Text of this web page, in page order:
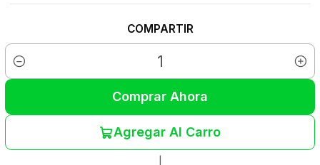
COMPARTIR
Cantidad
Agregar Al Carro
Comprar Ahora